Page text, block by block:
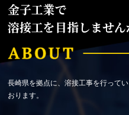
金子工業で
溶接工を目指しません
長崎県を拠点に、溶接工事を行って
おります。